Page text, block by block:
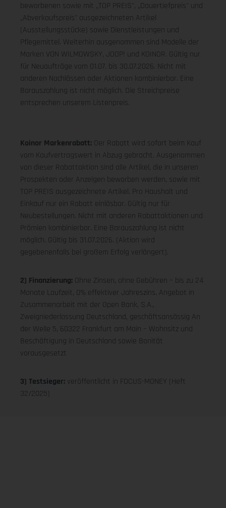
beworbenen sowie mit „TOP PREIS", „Dauertiefpreis" und
„Abverkaufspreis" ausgezeichneten Artikel
(Ausstellungsstücke) sowie Dienstleistungen und
Pflegemittel. Weiterhin ausgenommen sind Modelle der
Marken VON WILMOWSKY, JOOP! und KOINOR. Gültig nur
für Neuaufträge vom 01.07. bis 30.07.2026. Nicht mit
anderen Nachlässen oder Aktionen kombinierbar. Eine
Barauszahlung ist nicht möglich. Die Streichpreise
entsprechen unserem Listenpreis.
Koinor Markenrabatt: Der Rabatt wird sofort beim Kauf
vom Kaufvertragswert in Abzug gebracht. Ausgenommen
von dieser Rabattaktion sind alle Artikel, die in unseren
Prospekten oder Anzeigen beworben werden, sowie mit
TOP PREIS ausgezeichnete Artikel. Pro Haushalt und
Einkauf nur ein Rabatt einlösbar. Gültig nur für
Neubestellungen. Nicht mit anderen Rabattaktionen und
Prämien kombinierbar. Eine Barauszahlung ist nicht
möglich. Gültig bis 31.07.2026. (Aktion wird
gegebenenfalls bei großem Erfolg verlängert).
2) Finanzierung: Ohne Zinsen, ohne Gebühren – bis zu 24
Monate Laufzeit, 0% effektiver Jahreszins. Angebot in
Zusammenarbeit mit der Open Bank, S.A.,
Zweigniederlassung Deutschland, geschäftsansässig An
der Welle 5, 60322 Frankfurt am Main – Wohnsitz und
Beschäftigung in Deutschland sowie Bonität
vorausgesetzt
3) Testsieger: veröffentlicht in FOCUS-MONEY (Heft
32/2025)